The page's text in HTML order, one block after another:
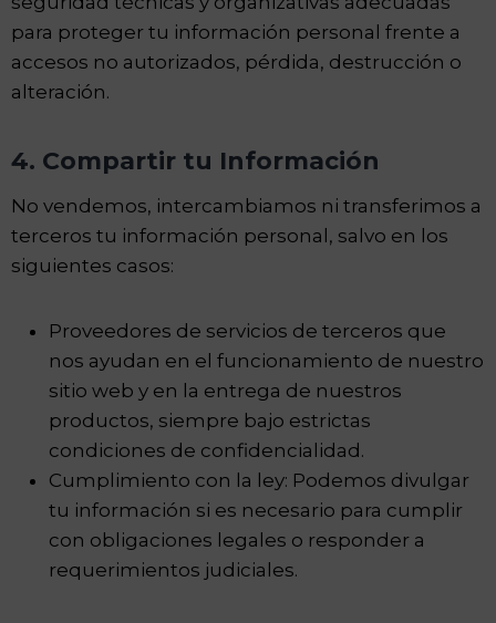
para proteger tu información personal frente a
accesos no autorizados, pérdida, destrucción o
alteración.
4. Compartir tu Información
No vendemos, intercambiamos ni transferimos a
terceros tu información personal, salvo en los
siguientes casos:
Proveedores de servicios de terceros que
nos ayudan en el funcionamiento de nuestro
sitio web y en la entrega de nuestros
productos, siempre bajo estrictas
condiciones de confidencialidad.
Cumplimiento con la ley: Podemos divulgar
tu información si es necesario para cumplir
con obligaciones legales o responder a
requerimientos judiciales.